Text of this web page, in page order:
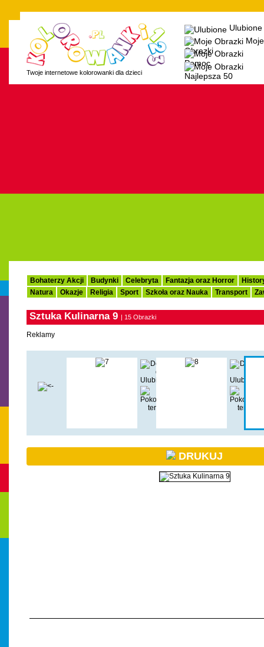
Twoje internetowe kolorowanki dla dzieci
Ulubione
Moje
Obrazki
Pomoc
Najlepsza 50
Bohaterzy Akcji Budynki Celebryta Fantazja oraz Horror
Natura
Okazje Religia Sport Szkoła oraz Nauka Transport
Sztuka Kulinarna 9 | 15 Obrazki
Reklamy
DRUKUJ